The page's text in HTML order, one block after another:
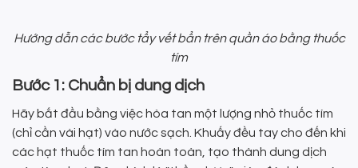
Hướng dẫn các bước tẩy vết bẩn trên quần áo bằng thuốc
tím
Bước 1: Chuẩn bị dung dịch
Hãy bắt đầu bằng việc hòa tan một lượng nhỏ thuốc tím
(chỉ cần vài hạt) vào nước sạch. Khuấy đều tay cho đến khi
các hạt thuốc tím tan hoàn toàn, tạo thành dung dịch